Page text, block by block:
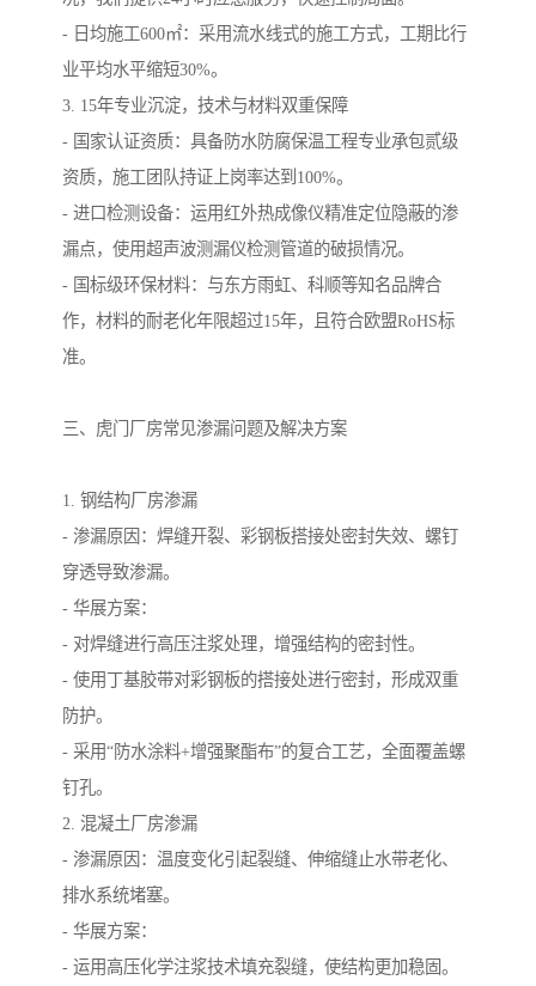
- 日均施工600㎡：采用流水线式的施工方式，工期比行
业平均水平缩短30%。
3. 15年专业沉淀，技术与材料双重保障
- 国家认证资质：具备防水防腐保温工程专业承包贰级
资质，施工团队持证上岗率达到100%。
- 进口检测设备：运用红外热成像仪精准定位隐蔽的渗
漏点，使用超声波测漏仪检测管道的破损情况。
- 国标级环保材料：与东方雨虹、科顺等知名品牌合
作，材料的耐老化年限超过15年，且符合欧盟RoHS标
准。
三、虎门厂房常见渗漏问题及解决方案
1. 钢结构厂房渗漏
- 渗漏原因：焊缝开裂、彩钢板搭接处密封失效、螺钉
穿透导致渗漏。
- 华展方案：
- 对焊缝进行高压注浆处理，增强结构的密封性。
- 使用丁基胶带对彩钢板的搭接处进行密封，形成双重
防护。
- 采用“防水涂料+增强聚酯布”的复合工艺，全面覆盖螺
钉孔。
2. 混凝土厂房渗漏
- 渗漏原因：温度变化引起裂缝、伸缩缝止水带老化、
排水系统堵塞。
- 华展方案：
- 运用高压化学注浆技术填充裂缝，使结构更加稳固。